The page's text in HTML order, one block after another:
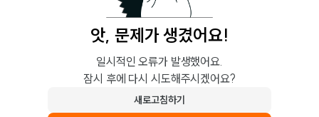
앗, 문제가 생겼어요!
일시적인 오류가 발생했어요.
잠시 후에 다시 시도해주시겠어요?
새로고침하기